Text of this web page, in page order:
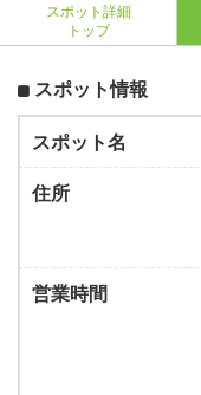
スポット詳細
トップ
スポット情報
スポット名
住所
営業時間